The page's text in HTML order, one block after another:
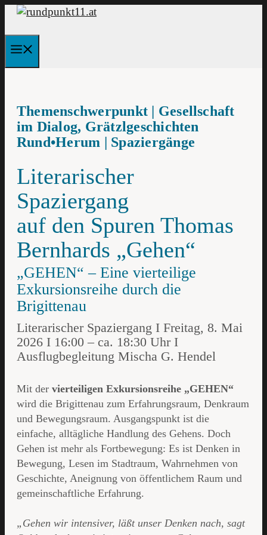
Zum
Themenschwerpunkt | Gesellschaft
im Dialog, Grätzlgeschichten
Rund•Herum | Spaziergänge
Literarischer
Spaziergang
auf den Spuren Thomas
Bernhards „Gehen“
„GEHEN“ – Eine vierteilige
Exkursionsreihe durch die
Brigittenau
Literarischer Spaziergang I Freitag, 8. Mai
2026 I 16:00 – ca. 18:30 Uhr I
Ausflugbegleitung Mischa G. Hendel
Mit der vierteiligen Exkursionsreihe „GEHEN“
wird die Brigittenau zum Erfahrungsraum, Denkraum
und Bewegungsraum. Ausgangspunkt ist die
einfache, alltägliche Handlung des Gehens. Doch
Gehen ist mehr als Fortbewegung: Es ist Denken in
Bewegung, Lesen im Stadtraum, Wahrnehmen von
Geschichte, Aneignung von öffentlichem Raum und
gemeinschaftliche Erfahrung.
„Gehen wir intensiver, läßt unser Denken nach, sagt